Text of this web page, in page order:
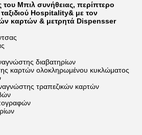
Μπιλ συνήθειας, περίπτερο
Hospitality& με τον
καρτών & μετρητά Dispensser
διαβατηρίων
καρτών ολοκληρωμένου κυκλώματος
τραπεζικών καρτών